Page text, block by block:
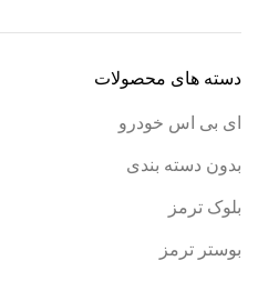
دسته های محصولات
ای بی اس خودرو
بدون دسته بندی
بلوک ترمز
بوستر ترمز